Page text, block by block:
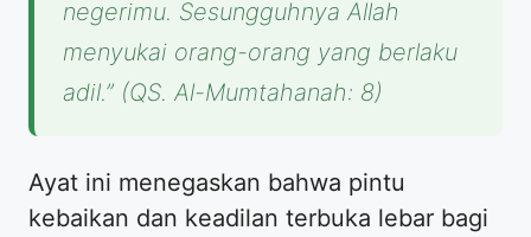
negerimu. Sesungguhnya Allah
menyukai orang-orang yang berlaku
adil.” (QS. Al-Mumtahanah: 8)
​Ayat ini menegaskan bahwa pintu
kebaikan dan keadilan terbuka lebar bagi